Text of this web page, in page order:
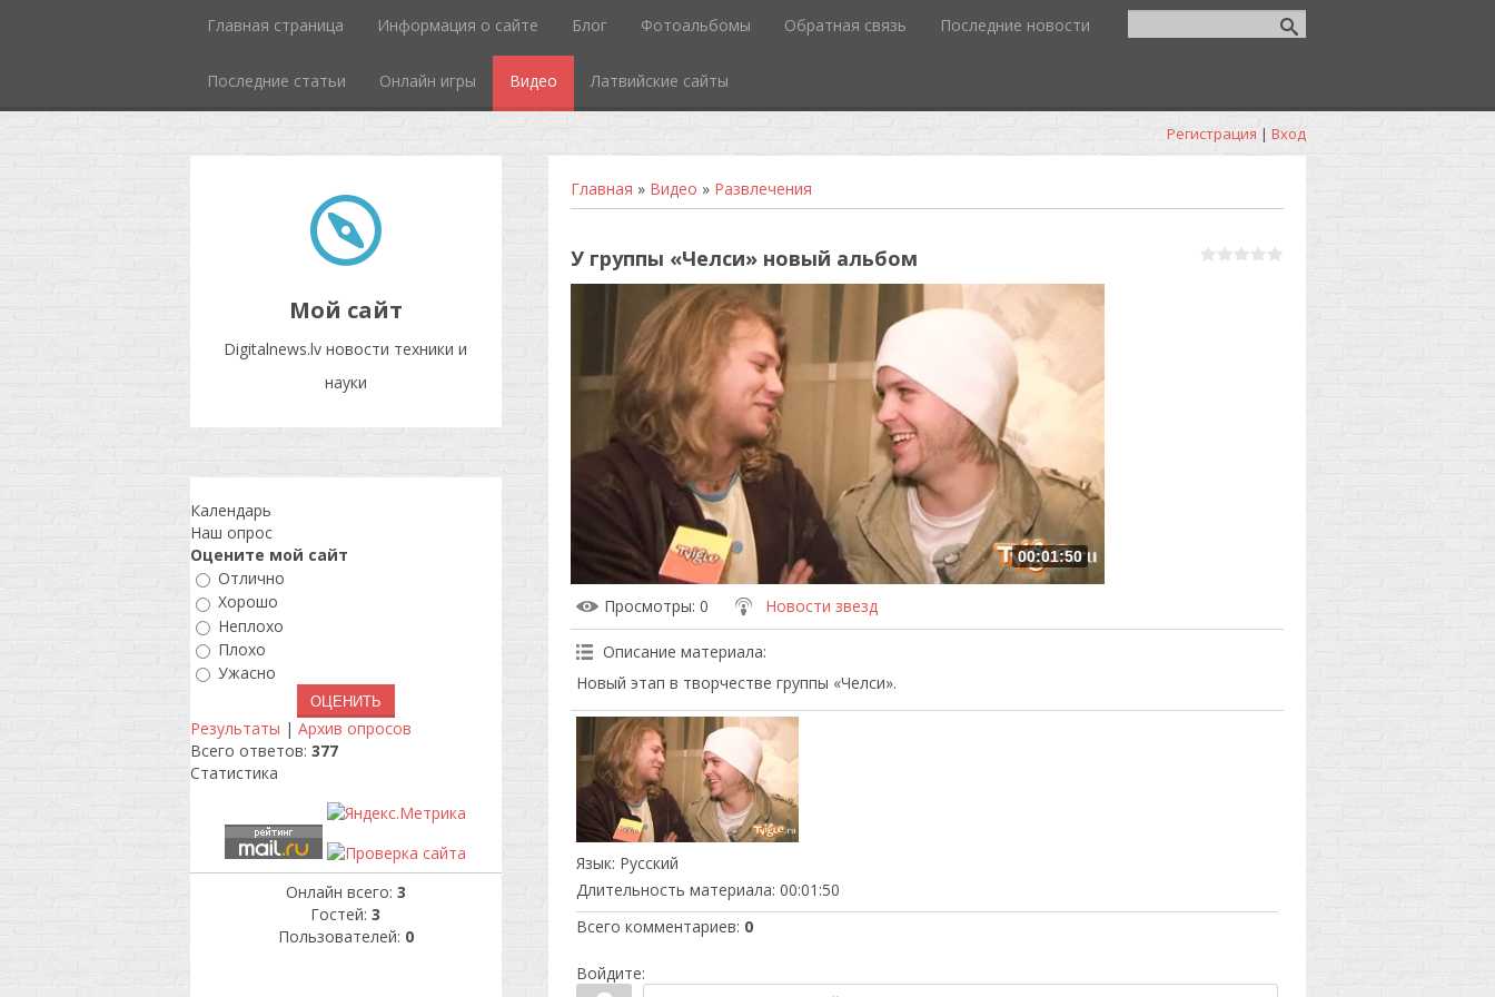
Главная страница Информация о сайте Блог Фотоальбомы Обратная связь Последние новости
Последние статьи Онлайн игры Видео Латвийские сайты
Регистрация | Вход
Мой сайт
Digitalnews.lv новости техники и
науки
Главная » Видео » Развлечения
У группы «Челси» новый альбом
00:01:50
Просмотры: 0 Новости звезд
Описание материала:
Новый этап в творчестве группы «Челси».
Язык: Русский
Длительность материала: 00:01:50
Всего комментариев: 0
Войдите:
Календарь
Наш опрос
Оцените мой сайт
Отлично
Хорошо
Неплохо
Плохо
Ужасно
Результаты | Архив опросов
Всего ответов: 377
Статистика
Онлайн всего: 3
Гостей: 3
Пользователей: 0